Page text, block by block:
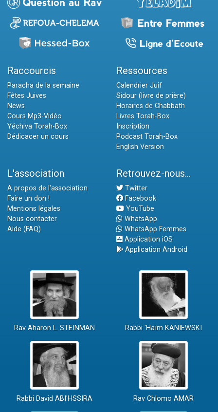
Raccourcis
Paracha de la semaine
Fêtes Juives
News
Cours Mp3-Vidéo
Yéchiva Torah-Box
Dédicacer un cours
Ressources
Calendrier Juif
Sidour (livre de prière)
Horaires de Chabbath
Livres Torah-Box
Inscription
Podcast Torah-Box
English Version
L'association
A propos de l'association
Faire un don !
Mentions légales
Nous contacter
Aide (FAQ)
Retrouvez-nous...
Twitter
Facebook
YouTube
WhatsApp
WhatsApp Femmes
Application iOS
Application Android
Rav Aharon L. STEINMAN Rabbi 'Haïm KANIEWSKI
Rabbi David ABI'HSSIRA Rav Chlomo AMAR